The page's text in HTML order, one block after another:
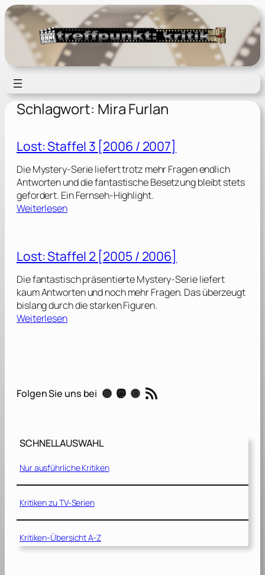
Zum
Inhalt
springen
Schlagwort: Mira Furlan
Lost: Staffel 3 [2006 / 2007]
Die Mystery-Serie liefert trotz mehr Fragen endlich
Antworten und die fantastische Besetzung bleibt stets
gefordert. Ein Fernseh-Highlight.
Weiterlesen:
t
S
t
a
f
3
0
0
0
7
]
Lost: Staffel 2 [2005 / 2006]
Die fantastisch präsentierte Mystery-Serie liefert
kaum Antworten und noch mehr Fragen. Das überzeugt
bislang durch die starken Figuren.
Weiterlesen:
S
f
l
2
0
0
Folgen Sie uns bei Instagram Mastodon Threads RSS-Feed
SCHNELLAUSWAHL
Nur ausführliche Kritiken
Kritiken zu TV-Serien
Kritiken-Übersicht A-Z